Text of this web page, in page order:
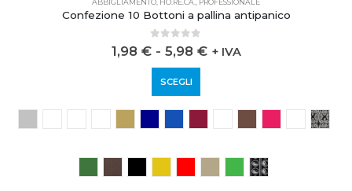
ABBIGLIAMENTO HO.RE.CA. PROFESSIONALE
Confezione 10 Bottoni a pallina antipanico
0 out of 5
1,98 € - 5,98 € + IVA
SCEGLI